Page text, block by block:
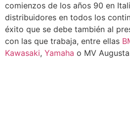
comienzos de los años 90 en
distribuidores en todos los
éxito que se debe también al
con las que trabaja, entre ellas
Kawasaki, Yamaha o MV